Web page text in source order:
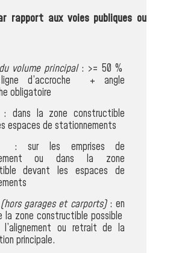
rapport aux voies publiques ou
volume principal: >= 50 %
d’accroche + angle
obligatoire
dans la zone constructible
espaces de stationnements
les emprises de
ou dans la zone
devant les espaces de
garages et carports): en
la zone constructible possible
ou retrait de la
principale.